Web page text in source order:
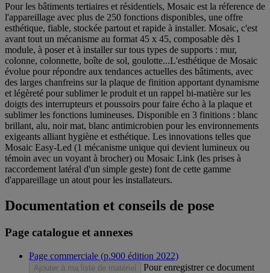
Pour les bâtiments tertiaires et résidentiels, Mosaic est la réference de
l'appareillage avec plus de 250 fonctions disponibles, une offre
esthétique, fiable, stockée partout et rapide à installer. Mosaic, c'est
avant tout un mécanisme au format 45 x 45, composable dès 1
module, à poser et à installer sur tous types de supports : mur,
colonne, colonnette, boîte de sol, goulotte...L'esthétique de Mosaic
évolue pour répondre aux tendances actuelles des bâtiments, avec
des larges chanfreins sur la plaque de finition apportant dynamisme
et légèreté pour sublimer le produit et un rappel bi-matière sur les
doigts des interrupteurs et poussoirs pour faire écho à la plaque et
sublimer les fonctions lumineuses. Disponible en 3 finitions : blanc
brillant, alu, noir mat, blanc antimicrobien pour les environnements
exigeants alliant hygiène et esthétique. Les innovations telles que
Mosaic Easy-Led (1 mécanisme unique qui devient lumineux ou
témoin avec un voyant à brocher) ou Mosaic Link (les prises à
raccordement latéral d'un simple geste) font de cette gamme
d'appareillage un atout pour les installateurs.
Documentation et conseils de pose
Page catalogue et annexes
Page commerciale (p.900 édition 2022)
Ajouter à ma liste de matériel
Pour enregistrer ce document